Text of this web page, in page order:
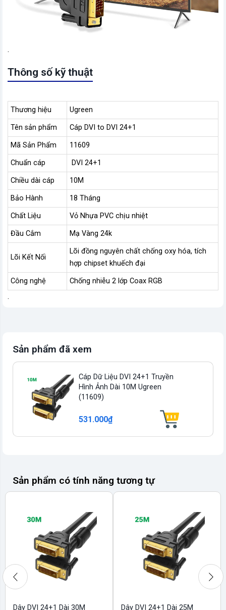
.
Thông số kỹ thuật
Thương hiệu Ugreen
Tên sản phẩm Cáp DVI to DVI 24+1
Mã Sản Phẩm 11609
Chuẩn cáp DVI 24+1
Chiều dài cáp 10M
Bảo Hành 18 Tháng
Chất Liệu Vỏ Nhựa PVC chịu nhiệt
Đầu Cắm Mạ Vàng 24k
Lõi Kết Nối
Lõi đồng nguyên chất chống oxy hóa, tích
hợp chipset khuếch đại
Công nghệ Chống nhiễu 2 lớp Coax RGB
.
Sản phẩm đã xem
Cáp Dữ Liệu DVI 24+1 Truyền
Hình Ảnh Dài 10M Ugreen
(11609)
531.000₫
Sản phẩm có tính năng tương tự
Dây DVI 24+1 Dài 30M
Dây DVI 24+1 Dài 25M